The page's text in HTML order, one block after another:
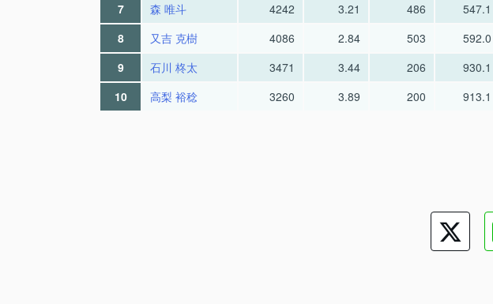
7
森 唯斗 4242 3.21 486 547.1
8
又吉 克樹 4086 2.84 503 592.0
9
石川 柊太 3471 3.44 206 930.1
10
高梨 裕稔 3260 3.89 200 913.1